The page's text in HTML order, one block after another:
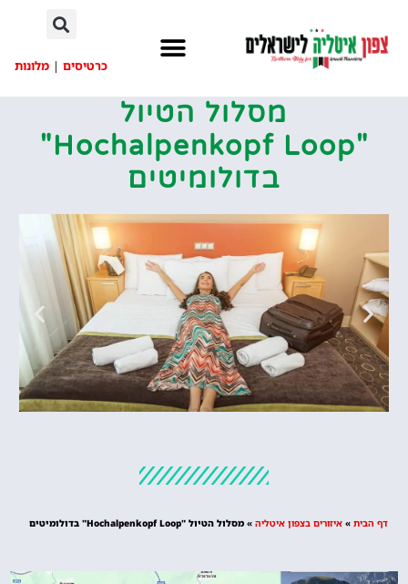
כרטיסים | מלונות
מסלול הטיול
"Hochalpenkopf Loop"
בדולומיטים
מציאת מלון
דף הבית » איזורים בצפון איטליה » מסלול הטיול "Hochalpenkopf Loop" בדולומיטים